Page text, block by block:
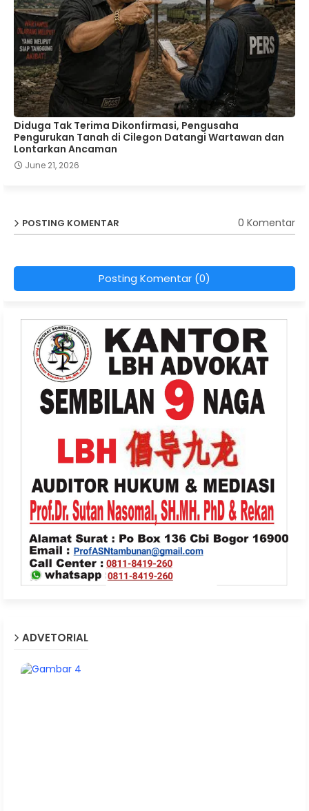
Diduga Tak Terima Dikonfirmasi, Pengusaha
Pengurukan Tanah di Cilegon Datangi Wartawan dan
Lontarkan Ancaman
June 21, 2026
POSTING KOMENTAR 0 Komentar
Posting Komentar (0)
ADVETORIAL